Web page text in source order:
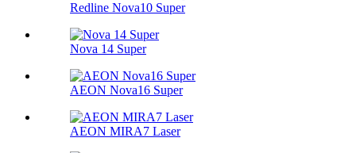
Redline Nova10 Super
Nova 14 Super
AEON Nova16 Super
AEON MIRA7 Laser